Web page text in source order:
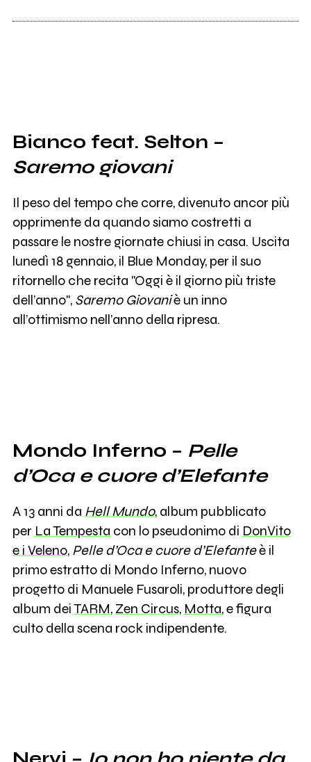
Bianco feat. Selton –
Saremo giovani
Il peso del tempo che corre, divenuto ancor più
opprimente da quando siamo costretti a
passare le nostre giornate chiusi in casa. Uscita
lunedì 18 gennaio, il Blue Monday, per il suo
ritornello che recita "Oggi è il giorno più triste
dell’anno", Saremo Giovaniè un inno
all’ottimismo nell’anno della ripresa.
Mondo Inferno – Pelle
d’Oca e cuore d’Elefante
A 13 anni da Hell Mundo, album pubblicato
per La Tempesta con lo pseudonimo di DonVito
e i Veleno, Pelle d’Oca e cuore d’Elefanteè il
primo estratto di Mondo Inferno, nuovo
progetto di Manuele Fusaroli, produttore degli
album deiTARM, Zen Circus, Motta, e figura
culto della scena rock indipendente.